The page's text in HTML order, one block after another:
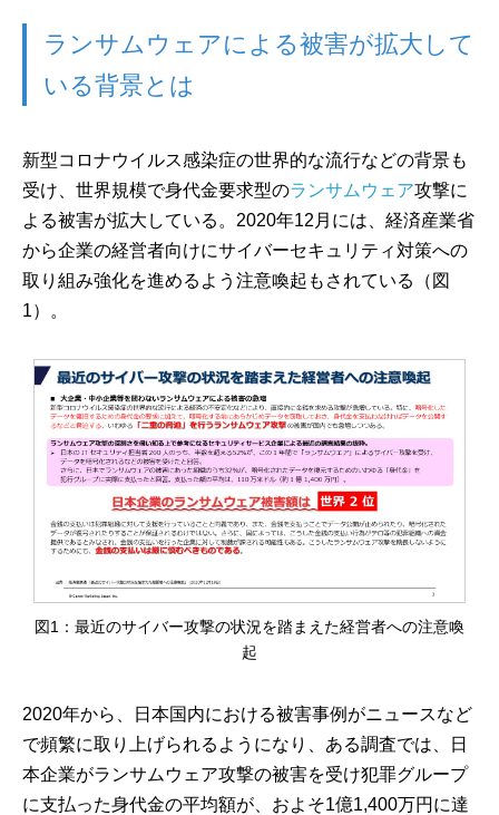
ランサムウェアによる被害が拡大して
いる背景とは
新型コロナウイルス感染症の世界的な流行などの背景も
受け、世界規模で身代金要求型のランサムウェア攻撃に
よる被害が拡大している。2020年12月には、経済産業省
から企業の経営者向けにサイバーセキュリティ対策への
取り組み強化を進めるよう注意喚起もされている（図
1）。
図1：最近のサイバー攻撃の状況を踏まえた経営者への注意喚
起
2020年から、日本国内における被害事例がニュースなど
で頻繁に取り上げられるようになり、ある調査では、日
本企業がランサムウェア攻撃の被害を受け犯罪グループ
に支払った身代金の平均額が、およそ1億1,400万円に達